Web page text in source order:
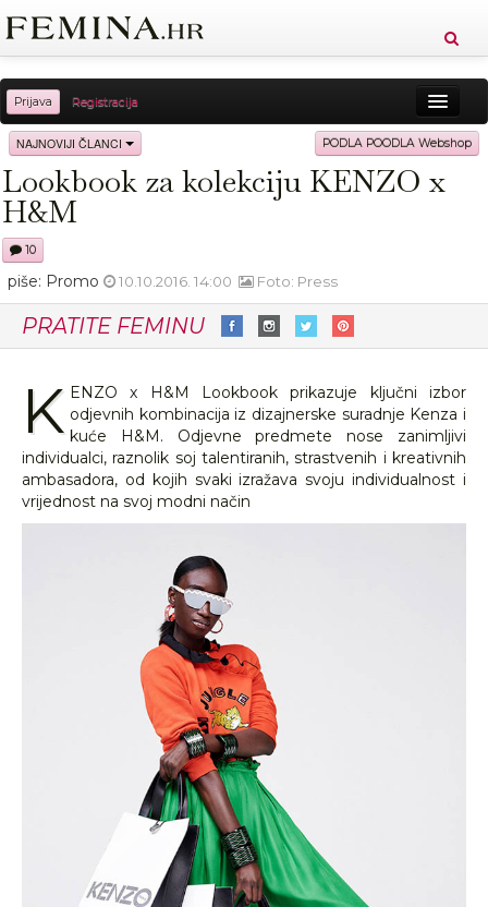
Prijava Registracija
Sreća Zdravlje Vitkost
Moda Ljubav Relax Putovanja Recepti
NAJNOVIJI ČLANCI PODLA POODLA Webshop
Lookbook za kolekciju KENZO x
H&M
10
piše: Promo 10.10.2016. 14:00 Foto: Press
PRATITE FEMINU
K ENZO x H&M Lookbook prikazuje ključni izbor
odjevnih kombinacija iz dizajnerske suradnje Kenza i
kuće H&M. Odjevne predmete nose zanimljivi
individualci, raznolik soj talentiranih, strastvenih i kreativnih
ambasadora, od kojih svaki izražava svoju individualnost i
vrijednost na svoj modni način